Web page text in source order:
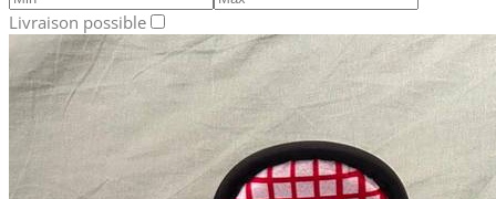
Livraison possible